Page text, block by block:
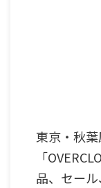
東京・秋
「
品、セール